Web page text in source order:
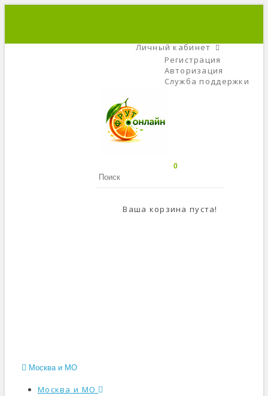
Личный кабинет
Регистрация
Авторизация
Служба поддержки
0
Ваша корзина пуста!
Москва и МО
Москва и МО